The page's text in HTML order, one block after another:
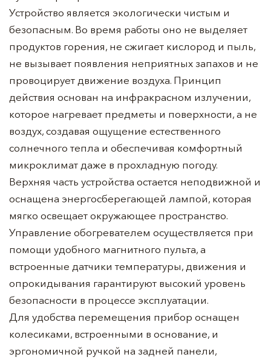
Устройство является экологически чистым и
безопасным. Во время работы оно не выделяет
продуктов горения, не сжигает кислород и пыль,
не вызывает появления неприятных запахов и не
провоцирует движение воздуха. Принцип
действия основан на инфракрасном излучении,
которое нагревает предметы и поверхности, а не
воздух, создавая ощущение естественного
солнечного тепла и обеспечивая комфортный
микроклимат даже в прохладную погоду.
Верхняя часть устройства остается неподвижной и
оснащена энергосберегающей лампой, которая
мягко освещает окружающее пространство.
Управление обогревателем осуществляется при
помощи удобного магнитного пульта, а
встроенные датчики температуры, движения и
опрокидывания гарантируют высокий уровень
безопасности в процессе эксплуатации.
Для удобства перемещения прибор оснащен
колесиками, встроенными в основание, и
эргономичной ручкой на задней панели,